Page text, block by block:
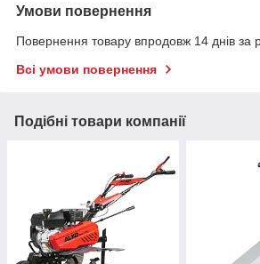
Умови повернення
Повернення товару впродовж 14 днів за
Всі умови повернення
Подібні товари компанії